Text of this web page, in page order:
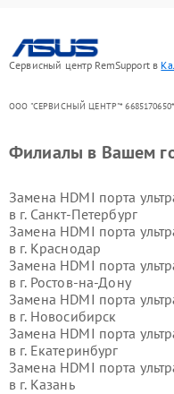
Сервисный центр RemSupport в
ООО "СЕРВИСНЫЙ ЦЕНТР"*
Филиалы в Вашем
Замена HDMI порта
в г. Санкт-Петербург
Замена HDMI порта
в г. Краснодар
Замена HDMI порта
в г. Ростов-на-Дону
Замена HDMI порта
в г. Новосибирск
Замена HDMI порта
в г. Екатеринбург
Замена HDMI порта
в г. Казань